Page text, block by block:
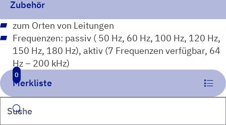
Merkliste
0
Suchen
Zubehör
zum Orten von Leitungen
Frequenzen: passiv ( 50 Hz, 60 Hz, 100 Hz, 120 Hz,
150 Hz, 180 Hz), aktiv (7 Frequenzen verfügbar, 64
Hz – 200 kHz)